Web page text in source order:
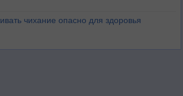
чихание опасно для здоровья